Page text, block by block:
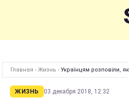
Главная › Жизнь › Українцям розповіли,
ЖИЗНЬ 03 декабря 2018, 12:32